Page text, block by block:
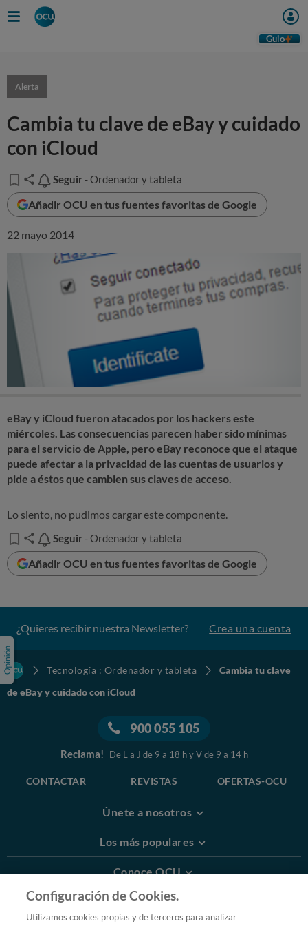
Guio
Alerta
Cambia tu clave de eBay y cuidado
con iCloud
Seguir
Seguir - Ordenador y tableta
Añadir OCU en tus fuentes favoritas de Google
22 mayo 2014
eBay y iCloud fueron atacados por los hackers este
miércoles. Las consecuencias parecen haber sido mínimas
para el servicio de Apple, pero eBay reconoce que el ataque
puede afectar a la privacidad de las cuentas de usuarios y
pide a éstos que cambien sus claves de acceso.
Lo siento, no pudimos cargar este componente.
Seguir
Seguir - Ordenador y tableta
Añadir OCU en tus fuentes favoritas de Google
¿Quieres recibir nuestra Newsletter? Crea una cuenta
Tecnología : Ordenador y tableta
Cambia tu clave
de eBay y cuidado con iCloud
900 055 105
Reclama! De L a J de 9 a 18 h y V de 9 a 14 h
CONTACTAR REVISTAS OFERTAS-OCU
Únete a nosotros
Los más populares
Conoce OCU
Más Información
Configuración de Cookies.
Utilizamos cookies propias y de terceros para analizar